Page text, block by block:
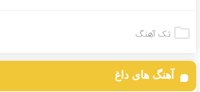
تک آهنگ
آهنگ های داغ